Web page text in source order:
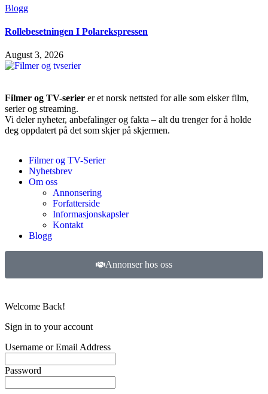
Blogg
Rollebesetningen I Polarekspressen
August 3, 2026
Filmer og TV-serier er et norsk nettsted for alle som elsker film,
serier og streaming.
Vi deler nyheter, anbefalinger og fakta – alt du trenger for å holde
deg oppdatert på det som skjer på skjermen.
Filmer og TV-Serier
Nyhetsbrev
Om oss
Annonsering
Forfatterside
Informasjonskapsler
Kontakt
Blogg
Annonser hos oss
Welcome Back!
Sign in to your account
Username or Email Address
Password